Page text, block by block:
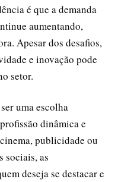
é que a demanda
aumentando,
Apesar dos desafios,
e inovação pode
setor.
uma escolha
dinâmica e
publicidade ou
sociais, as
deseja se destacar e